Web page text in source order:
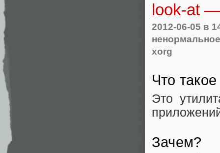
look-at
2012-06-05 в
xorg
Что
Это
Зачем?